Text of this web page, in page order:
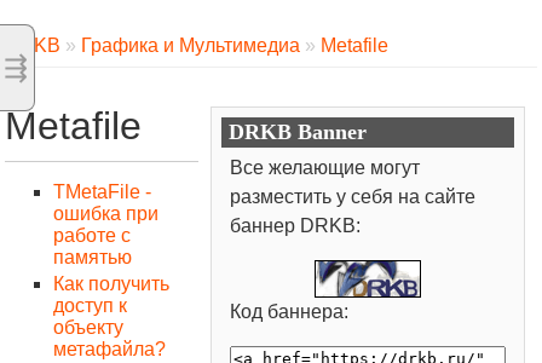
⇶
DRKB » Графика и Мультимедиа » Metafile
Metafile
TMetaFile -
ошибка при
работе с
памятью
Как получить
доступ к
объекту
метафайла?
DRKB Banner
Все желающие могут
разместить у себя на сайте
баннер DRKB:
Код баннера: